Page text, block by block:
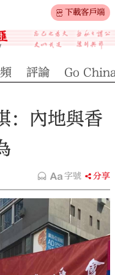
下載客戶端
評論 Go
：內地與香
字號 分享